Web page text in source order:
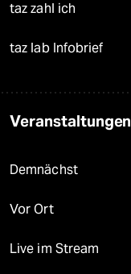
taz zahl ich
taz lab Infobrief
Veranstaltungen
Demnächst
Vor Ort
Live im Stream